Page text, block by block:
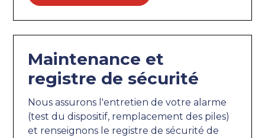
Maintenance et
registre de sécurité
Nous assurons l'entretien de votre alarme
(test du dispositif, remplacement des piles)
et renseignons le registre de sécurité de